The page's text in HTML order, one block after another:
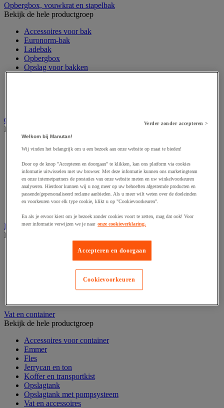
Opbergbox, vouwkrat en stapelbak
Bekijk de hele productgroep
Accessoires voor bak
Euronorm-bak
Ladebak
Opbergbox
Opslag voor bakken
Opvulmateriaal
Bekijk de hele productgroep
Beschermpapier
Luchtkussen en foambescherming
Noppenfolie en schuimfolie
Plastic zak
Schuimrubberen bescherming
Verhuisdeken
Rekfolie, pallet en palletkist
Bekijk de hele productgroep
Accessoires voor palletiseren
Krimpfolie en krimppistool
Palletbox en gitterbox
Rekfolie en haspel
Vat en container
Bekijk de hele productgroep
Accessoires voor container
Emmer
Fles
Jerrycan en ton
Koffer en transportkist
Opslagtank
Opslagtank met pompsysteem
Vat en accessoires
Verder zonder accepteren >
Welkom bij Manutan!
Wij vinden het belangrijk om u een bezoek aan onze website op maat te bieden!
Door op de knop "Accepteren en doorgaan" te klikken, kan ons platform via cookies
informatie uitwisselen met uw browser. Met deze informatie kunnen ons marketingteam
en onze internetpartners de prestaties van onze website meten en uw winkelvoorkeuren
analyseren. Hierdoor kunnen wij u nog meer op uw behoeften afgestemde producten en
passende/gepersonaliseerd reclame aanbieden. Als u meer wilt weten over de doeleinden
en voorkeuren voor elk type cookie, klikt u op "Cookievoorkeuren".
En als je ervoor kiest om je bezoek zonder cookies voort te zetten, mag dat ook! Voor
meer informatie verwijzen we je naar onze cookieverklaring.
Accepteren en doorgaan
Cookievoorkeuren